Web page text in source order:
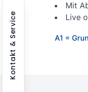
Mit
Live
A1 =
Kontakt & Service